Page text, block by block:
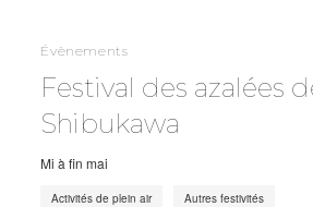
Évènements
Festival des azalées
Shibukawa
Mi à fin mai
Activités de plein air Autres festivités